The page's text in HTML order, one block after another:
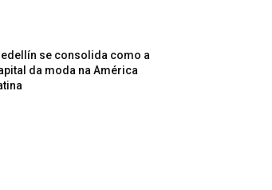
se consolida como a
da moda na América